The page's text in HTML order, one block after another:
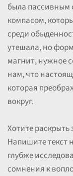
была
компасом,
среди
утешала, но
магнит, нужное
нам, что
которая
вокруг.
Хотите раскрыть
Напишите текст
глубже
сомнения к